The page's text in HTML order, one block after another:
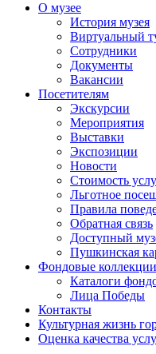
О музее
История музея
Виртуальный
Сотрудники
Документы
Вакансии
Посетителям
Экскурсии
Мероприятия
Выставки
Экспозиции
Новости
Стоимость
Льготное
Правила
Обратная связь
Доступный
Пушкинская
Фондовые коллекции
Каталоги
Лица Победы
Контакты
Культурная жизнь
Оценка качества